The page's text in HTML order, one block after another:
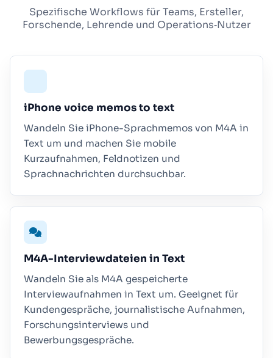
Spezifische Workflows für Teams, Ersteller,
Forschende, Lehrende und Operations‑Nutzer
iPhone voice memos to text
Wandeln Sie iPhone-Sprachmemos von M4A in
Text um und machen Sie mobile
Kurzaufnahmen, Feldnotizen und
Sprachnachrichten durchsuchbar.
M4A-Interviewdateien in Text
Wandeln Sie als M4A gespeicherte
Interviewaufnahmen in Text um. Geeignet für
Kundengespräche, journalistische Aufnahmen,
Forschungsinterviews und
Bewerbungsgespräche.